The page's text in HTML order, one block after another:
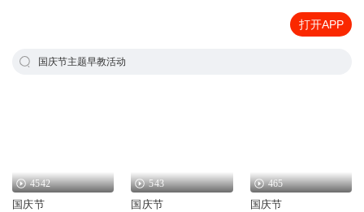
打开APP
国庆节主题早教活动
4542
国庆节
543
国庆节
465
国庆节